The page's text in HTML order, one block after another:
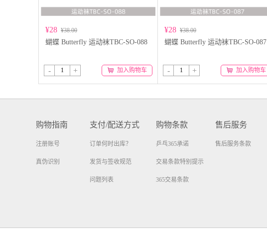
¥28 ¥38.00
蝴蝶 Butterfly 运动袜TBC-SO-088
- + 加入购物车
¥28 ¥38.00
蝴蝶 Butterfly 运动袜TBC-SO-087
- + 加入购物车
购物指南
注册账号
真伪识别
支付/配送方式
订单何时出库？
发货与签收规范
问题列表
购物条款
乒乓365承诺
交易条款特别提示
365交易条款
售后服务
售后服务条款